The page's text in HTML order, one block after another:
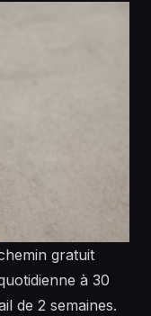
gratuit
à 30
de 2 semaines.